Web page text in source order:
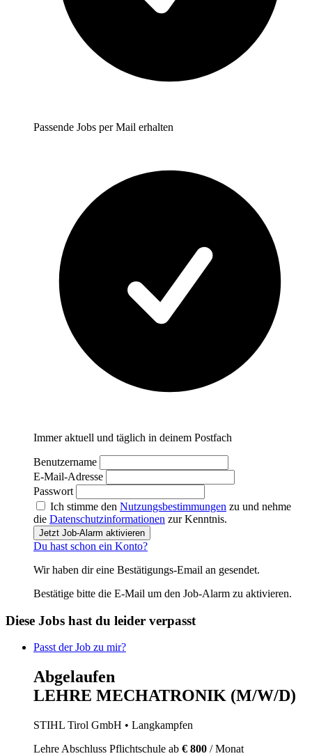
Passende Jobs per Mail erhalten
Immer aktuell und täglich in deinem Postfach
Benutzername
E-Mail-Adresse
Passwort
Ich stimme den Nutzungsbestimmungen zu und nehme
die Datenschutzinformationen zur Kenntnis.
Jetzt Job-Alarm aktivieren
Du hast schon ein Konto?
Wir haben dir eine Bestätigungs-Email an gesendet.
Bestätige bitte die E-Mail um den Job-Alarm zu aktivieren.
Diese Jobs hast du leider verpasst
Passt der Job zu mir?
Abgelaufen
LEHRE MECHATRONIK (M/W/D)
STIHL Tirol GmbH • Langkampfen
Lehre Abschluss Pflichtschule ab € 800 / Monat